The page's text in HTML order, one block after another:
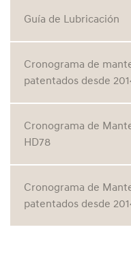
Guía de Lubricación
Cronograma de
patentados desde
Cronograma de
HD78
Cronograma de
patentados desde